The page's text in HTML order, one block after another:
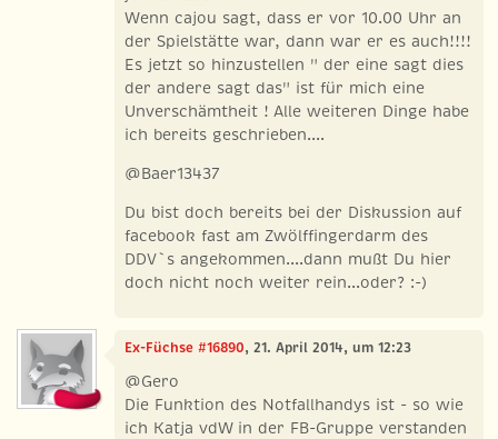
Wenn cajou sagt, dass er vor 10.00 Uhr an
der Spielstätte war, dann war er es auch!!!!
Es jetzt so hinzustellen " der eine sagt dies
der andere sagt das" ist für mich eine
Unverschämtheit ! Alle weiteren Dinge habe
ich bereits geschrieben....
@Baer13437
Du bist doch bereits bei der Diskussion auf
facebook fast am Zwölffingerdarm des
DDV`s angekommen....dann mußt Du hier
doch nicht noch weiter rein...oder? :-)
Ex-Füchse #16890, 21. April 2014, um 12:23
@Gero
Die Funktion des Notfallhandys ist - so wie
ich Katja vdW in der FB-Gruppe verstanden